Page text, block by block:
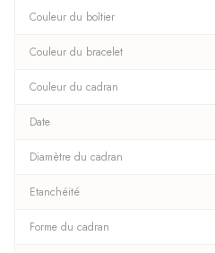
Couleur du boîtier
Couleur du bracelet
Couleur du cadran
Date
Diamètre du cadran
Etanchéité
Forme du cadran